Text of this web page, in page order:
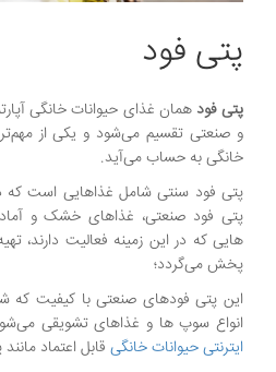
پتی فود
پتی فود همان غذای حیوانات خانگی
و صنعتی تقسیم می‌شود و یکی از
خانگی به حساب می‌آید.
پتی فود سنتی شامل غذاهایی است که
پتی فود صنعتی، غذاهای خشک و
هایی که در این زمینه فعالیت دارند،
پخش می‌گردد؛
این پتی فودهای صنعتی با کیفیت که
انواع سوپ‌ ها و غذاهای تشویقی
ایترنتی حیوانات خانگی قابل اعتماد